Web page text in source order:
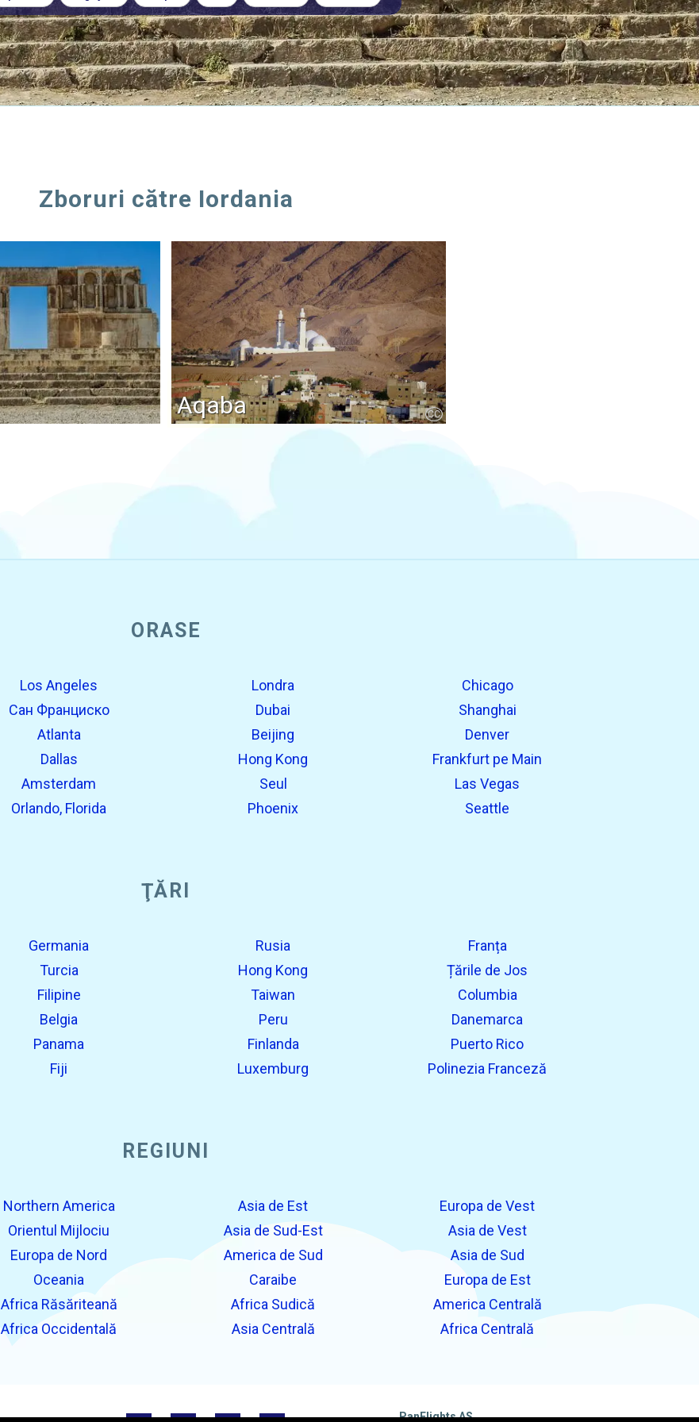
Zboruri către Iordania
Aqaba CC
ORASE
Los Angeles Londra
Chicago
Сан Франциско Dubai
Shanghai
Atlanta Beijing
Denver
Dallas Hong Kong
Frankfurt pe Main
Amsterdam Seul
Las Vegas
Orlando, Florida Phoenix Seattle
ŢĂRI
Germania Rusia
Franța
Turcia Hong Kong
Țările de Jos
Filipine Taiwan
Columbia
Belgia Peru
Danemarca
Panama Finlanda
Puerto Rico
Fiji Luxemburg Polinezia Franceză
REGIUNI
Northern America Asia de Est
Europa de Vest
Orientul Mijlociu Asia de Sud-Est
Asia de Vest
Europa de Nord America de Sud
Asia de Sud
Oceania Caraibe
Europa de Est
Africa Răsăriteană Africa Sudică
America Centrală
Africa Occidentală Asia Centrală Africa Centrală
PanFlights AS